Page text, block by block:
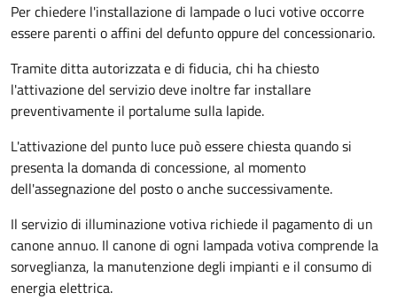
Per chiedere l'installazione di lampade o luci votive occorre
essere parenti o affini del defunto oppure del concessionario.
Tramite ditta autorizzata e di fiducia, chi ha chiesto
l'attivazione del servizio deve inoltre far installare
preventivamente il portalume sulla lapide.
L'attivazione del punto luce può essere chiesta quando si
presenta la domanda di concessione, al momento
dell'assegnazione del posto o anche successivamente.
Il servizio di illuminazione votiva richiede il pagamento di un
canone annuo. Il canone di ogni lampada votiva comprende la
sorveglianza, la manutenzione degli impianti e il consumo di
energia elettrica.